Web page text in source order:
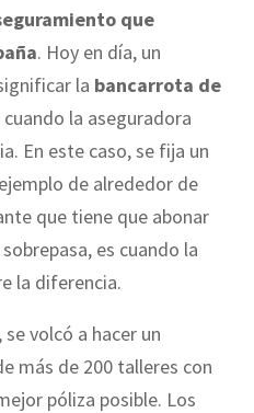
que
. Hoy en día, un
la bancarrota de
la aseguradora
En este caso, se fija un
de alrededor de
que tiene que abonar
es cuando la
la diferencia.
volcó a hacer un
más de 200 talleres con
póliza posible. Los